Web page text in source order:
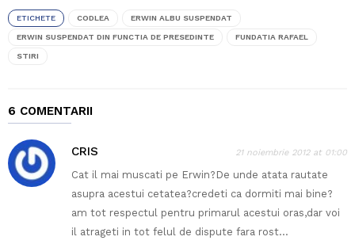
ETICHETE CODLEA ERWIN ALBU SUSPENDAT
ERWIN SUSPENDAT DIN FUNCTIA DE PRESEDINTE FUNDATIA RAFAEL
STIRI
6 COMENTARII
CRIS 21 noiembrie 2012 at 01:00
Cat il mai muscati pe Erwin?De unde atata rautate
asupra acestui cetatea?credeti ca dormiti mai bine?
am tot respectul pentru primarul acestui oras,dar voi
il atrageti in tot felul de dispute fara rost…